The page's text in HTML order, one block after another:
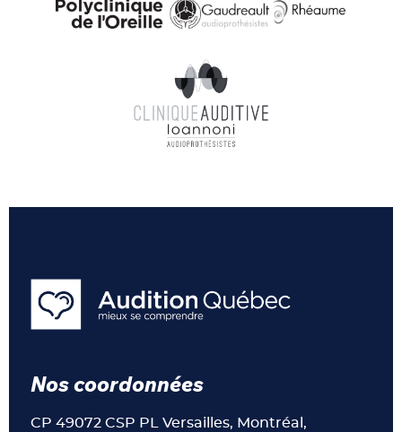
Nos coordonnées
CP 49072 CSP PL Versailles, Montréal,